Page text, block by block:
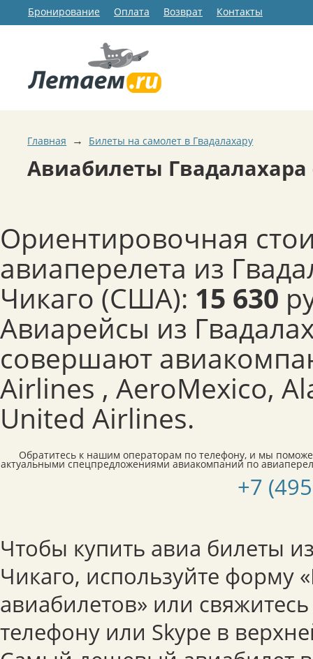
Бронирование Оплата Возврат Контакты
Главная → Билеты на самолет в Гвадалахару
Авиабилеты Гвадалахара
Ориентировочная
авиаперелета из
Чикаго (США): 15 630
Авиарейсы из
совершают
Airlines , AeroMexico,
United Airlines.
Обратитесь к нашим операторам по телефону, и мы
актуальными спецпредложениями авиакомпаний по
+7
Чтобы купить авиа билеты
Чикаго, используйте форму
авиабилетов» или
телефону или Skype в